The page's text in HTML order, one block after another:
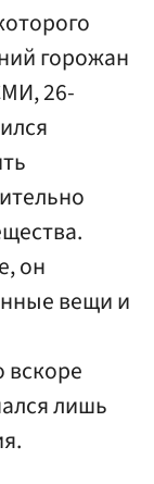
горожан
26-
он
вещи и
вскоре
лишь